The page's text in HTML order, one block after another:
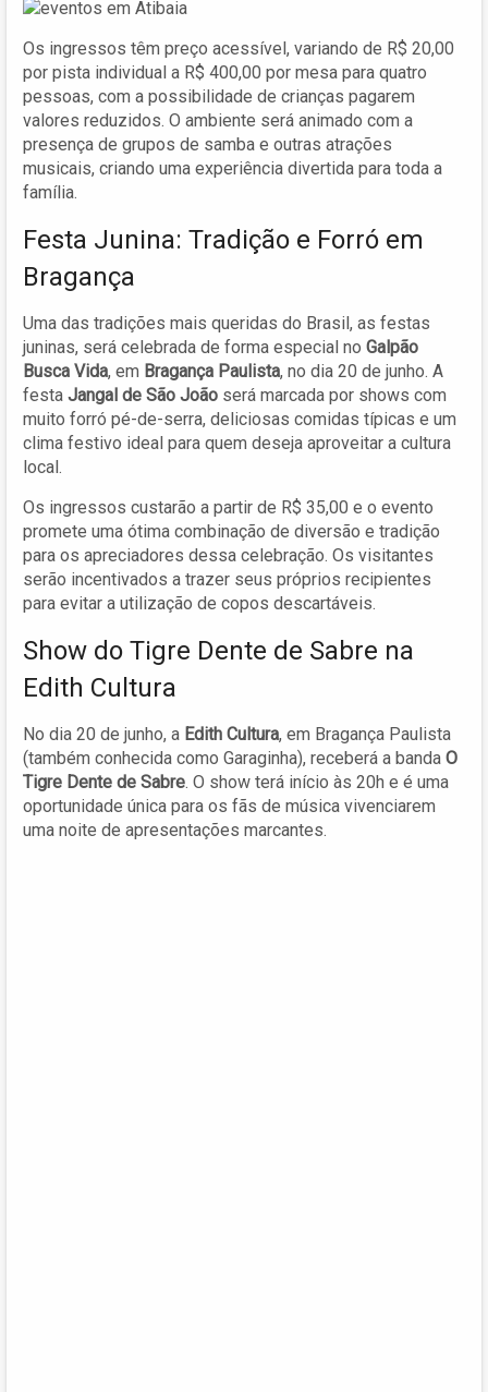
Os ingressos têm preço acessível, variando de R$ 20,00
por pista individual a R$ 400,00 por mesa para quatro
pessoas, com a possibilidade de crianças pagarem
valores reduzidos. O ambiente será animado com a
presença de grupos de samba e outras atrações
musicais, criando uma experiência divertida para toda a
família.
Festa Junina: Tradição e Forró em
Bragança
Uma das tradições mais queridas do Brasil, as festas
juninas, será celebrada de forma especial no Galpão
Busca Vida, em Bragança Paulista, no dia 20 de junho. A
festa Jangal de São João será marcada por shows com
muito forró pé-de-serra, deliciosas comidas típicas e um
clima festivo ideal para quem deseja aproveitar a cultura
local.
Os ingressos custarão a partir de R$ 35,00 e o evento
promete uma ótima combinação de diversão e tradição
para os apreciadores dessa celebração. Os visitantes
serão incentivados a trazer seus próprios recipientes
para evitar a utilização de copos descartáveis.
Show do Tigre Dente de Sabre na
Edith Cultura
No dia 20 de junho, a Edith Cultura, em Bragança Paulista
(também conhecida como Garaginha), receberá a banda O
Tigre Dente de Sabre. O show terá início às 20h e é uma
oportunidade única para os fãs de música vivenciarem
uma noite de apresentações marcantes.